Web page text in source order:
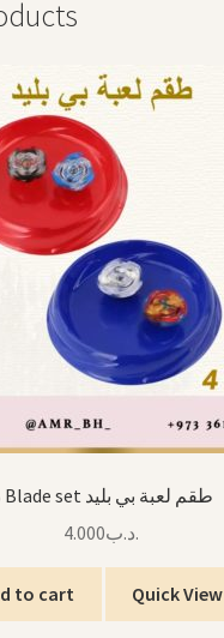
B Blade set طقم لعبة بي بليد
.د.ب4.000
to cart Quick View